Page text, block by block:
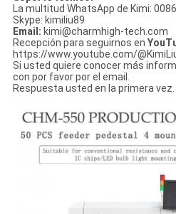
La multitud WhatsApp de Kimi:
Skype: kimiliu89
Email: kimi@charmhigh-tech.com
Recepción para seguirnos en
https://www.youtube.com/
Si usted quiere conocer más
con por favor por el email.
Respuesta usted en la primera vez.